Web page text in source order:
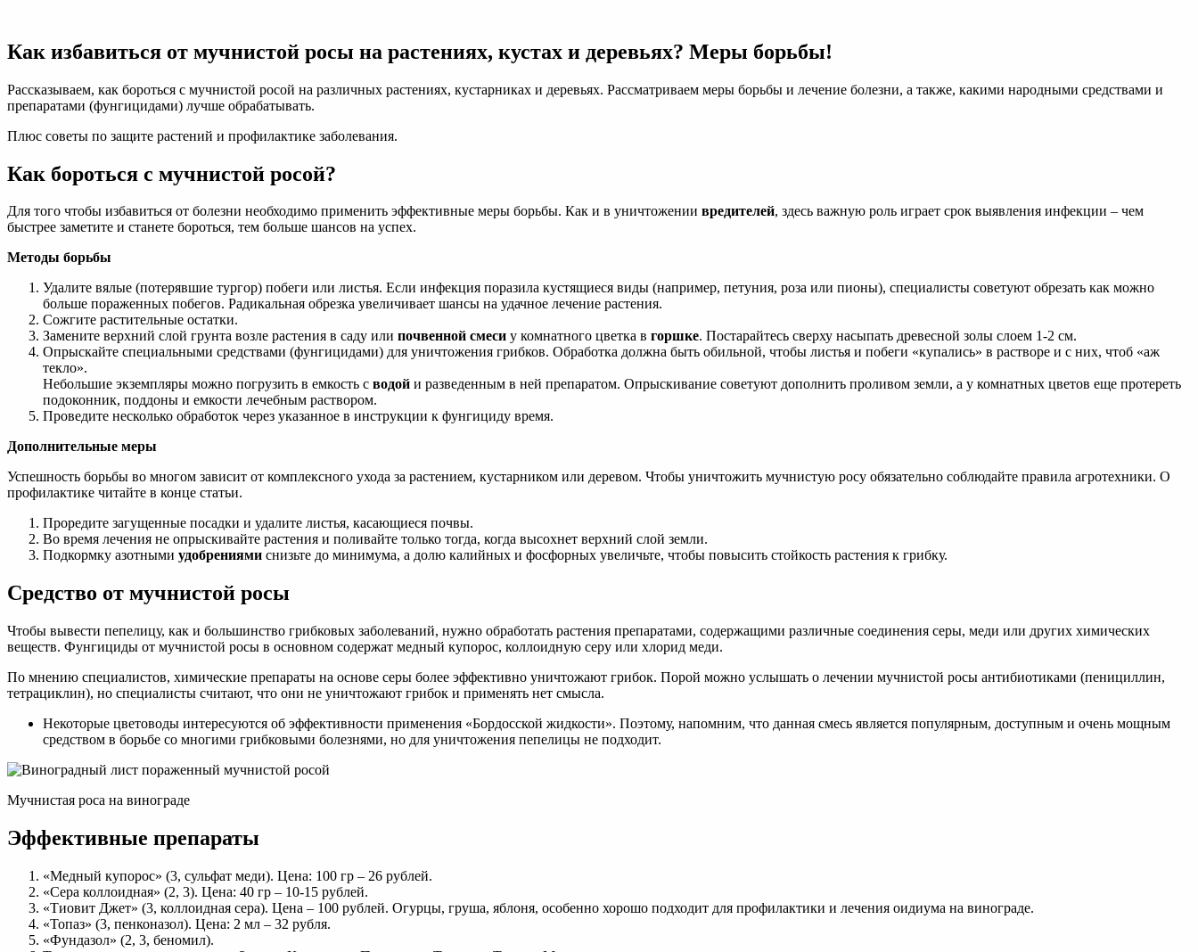
бороться,
средства
и
(фунгициды)!
Как избавиться от мучнистой росы на растениях, кустах и деревьях? Меры борьбы!
Рассказываем, как бороться с мучнистой росой на различных растениях, кустарниках и деревьях. Рассматриваем меры борьбы и лечение болезни, а также, какими народными средствами и
препаратами (фунгицидами) лучше обрабатывать.
Плюс советы по защите растений и профилактике заболевания.
Как бороться с мучнистой росой?
Для того чтобы избавиться от болезни необходимо применить эффективные меры борьбы. Как и в уничтожении вредителей, здесь важную роль играет срок выявления инфекции – чем
быстрее заметите и станете бороться, тем больше шансов на успех.
Методы борьбы
Удалите вялые (потерявшие тургор) побеги или листья. Если инфекция поразила кустящиеся виды (например, петуния, роза или пионы), специалисты советуют обрезать как можно
больше пораженных побегов. Радикальная обрезка увеличивает шансы на удачное лечение растения.
Сожгите растительные остатки.
Замените верхний слой грунта возле растения в саду или почвенной смеси у комнатного цветка в горшке. Постарайтесь сверху насыпать древесной золы слоем 1-2 см.
Опрыскайте специальными средствами (фунгицидами) для уничтожения грибков. Обработка должна быть обильной, чтобы листья и побеги «купались» в растворе и с них, чтоб «аж
текло».
Небольшие экземпляры можно погрузить в емкость с водой и разведенным в ней препаратом. Опрыскивание советуют дополнить проливом земли, а у комнатных цветов еще протереть
подоконник, поддоны и емкости лечебным раствором.
Проведите несколько обработок через указанное в инструкции к фунгициду время.
Дополнительные меры
Успешность борьбы во многом зависит от комплексного ухода за растением, кустарником или деревом. Чтобы уничтожить мучнистую росу обязательно соблюдайте правила агротехники. О
профилактике читайте в конце статьи.
Проредите загущенные посадки и удалите листья, касающиеся почвы.
Во время лечения не опрыскивайте растения и поливайте только тогда, когда высохнет верхний слой земли.
Подкормку азотными удобрениями снизьте до минимума, а долю калийных и фосфорных увеличьте, чтобы повысить стойкость растения к грибку.
Средство от мучнистой росы
Чтобы вывести пепелицу, как и большинство грибковых заболеваний, нужно обработать растения препаратами, содержащими различные соединения серы, меди или других химических
веществ. Фунгициды от мучнистой росы в основном содержат медный купорос, коллоидную серу или хлорид меди.
По мнению специалистов, химические препараты на основе серы более эффективно уничтожают грибок. Порой можно услышать о лечении мучнистой росы антибиотиками (пенициллин,
тетрациклин), но специалисты считают, что они не уничтожают грибок и применять нет смысла.
Некоторые цветоводы интересуются об эффективности применения «Бордосской жидкости». Поэтому, напомним, что данная смесь является популярным, доступным и очень мощным
средством в борьбе со многими грибковыми болезнями, но для уничтожения пепелицы не подходит.
Мучнистая роса на винограде
Эффективные препараты
«Медный купорос» (3, сульфат меди). Цена: 100 гр – 26 рублей.
«Сера коллоидная» (2, 3). Цена: 40 гр – 10-15 рублей.
«Тиовит Джет» (3, коллоидная сера). Цена – 100 рублей. Огурцы, груша, яблоня, особенно хорошо подходит для профилактики и лечения оидиума на винограде.
«Топаз» (3, пенконазол). Цена: 2 мл – 32 рубля.
«Фундазол» (2, 3, беномил).